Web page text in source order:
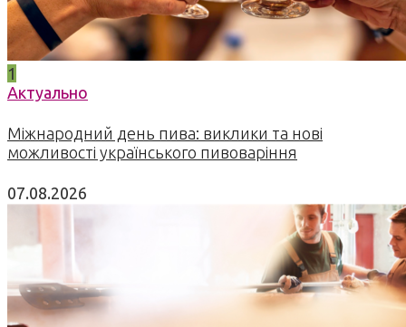
1
Актуально
Міжнародний день пива: виклики та нові
можливості українського пивоваріння
07.08.2026